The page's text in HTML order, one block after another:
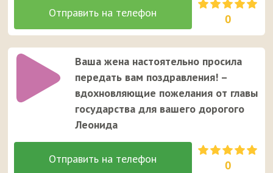
0
Ваша жена настоятельно просила
передать вам поздравления! –
вдохновляющие пожелания от главы
государства для вашего дорогого
Леонида
0